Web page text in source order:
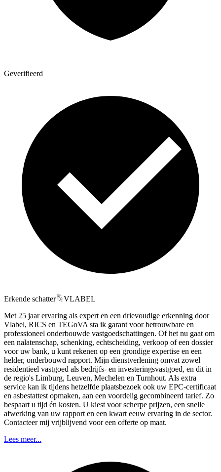
Geverifieerd
Erkende schatter
VLABEL
Met 25 jaar ervaring als expert en een drievoudige erkenning door
Vlabel, RICS en TEGoVA sta ik garant voor betrouwbare en
professioneel onderbouwde vastgoedschattingen. Of het nu gaat om
een nalatenschap, schenking, echtscheiding, verkoop of een dossier
voor uw bank, u kunt rekenen op een grondige expertise en een
helder, onderbouwd rapport. Mijn dienstverlening omvat zowel
residentieel vastgoed als bedrijfs- en investeringsvastgoed, en dit in
de regio's Limburg, Leuven, Mechelen en Turnhout. Als extra
service kan ik tijdens hetzelfde plaatsbezoek ook uw EPC-certificaat
en asbestattest opmaken, aan een voordelig gecombineerd tarief. Zo
bespaart u tijd én kosten. U kiest voor scherpe prijzen, een snelle
afwerking van uw rapport en een kwart eeuw ervaring in de sector.
Contacteer mij vrijblijvend voor een offerte op maat.
Lees meer...